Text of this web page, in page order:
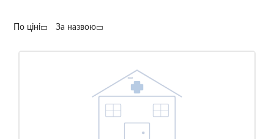
По ціні За назвою